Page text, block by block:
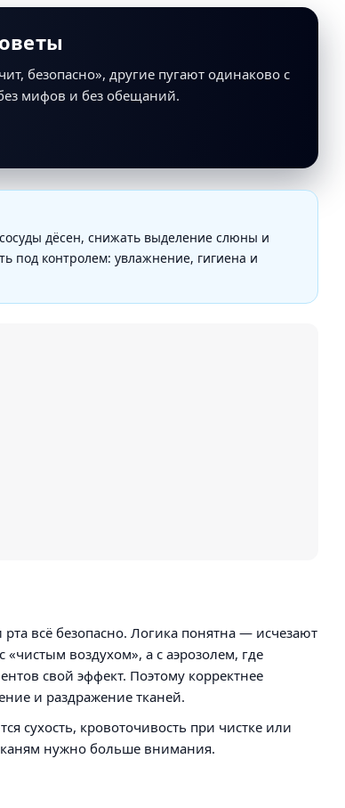
безопасно», другие пугают одинаково с
мифов и без обещаний.
дёсен, снижать выделение слюны и
под контролем: увлажнение, гигиена и
всё безопасно. Логика понятна — исчезают
воздухом», а с аэрозолем, где
свой эффект. Поэтому корректнее
и раздражение тканей.
сухость, кровоточивость при чистке или
нужно больше внимания.